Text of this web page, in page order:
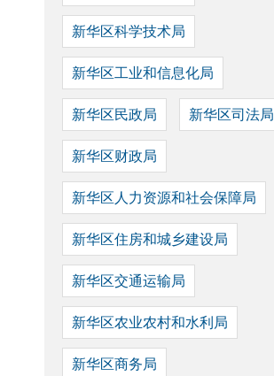
新华区科学技术局
新华区工业和信息化局
新华区民政局 新华区司法局
新华区财政局
新华区人力资源和社会保障局
新华区住房和城乡建设局
新华区交通运输局
新华区农业农村和水利局
新华区商务局